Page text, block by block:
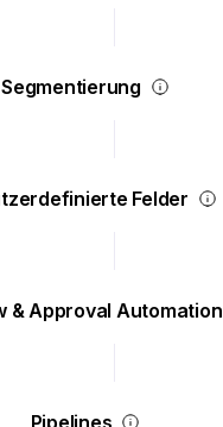
Segmentierung
Felder
& Approval Automation
Pipelines